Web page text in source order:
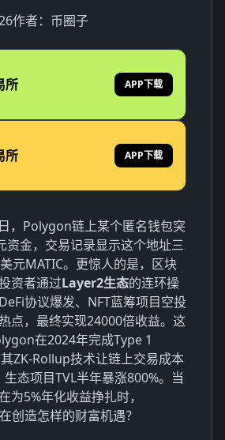
作者： 币圈子
所 APP下载
所 APP下载
，Polygon链上某个匿名钱包突
资金，交易记录显示这个地址三
元MATIC。更惊人的是，区块
资者通过Layer2生态的连环操
协议爆发、NFT蓝筹项目空投
点，最终实现24000倍收益。这
在2024年完成Type 1
ZK-Rollup技术让链上交易成本
态项目TVL半年暴涨800%。当
为5%年化收益挣扎时，
创造怎样的财富机遇？